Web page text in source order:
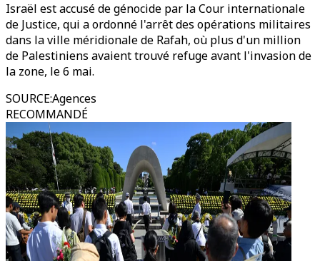
Israël est accusé de génocide par la Cour internationale
de Justice, qui a ordonné l'arrêt des opérations militaires
dans la ville méridionale de Rafah, où plus d'un million
de Palestiniens avaient trouvé refuge avant l'invasion de
la zone, le 6 mai.
SOURCE:Agences
RECOMMANDÉ